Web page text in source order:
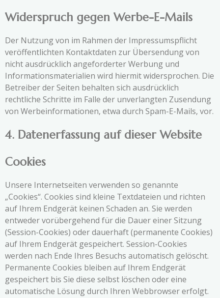
Widerspruch gegen Werbe-E-Mails
Der Nutzung von im Rahmen der Impressumspflicht
veröffentlichten Kontaktdaten zur Übersendung von
nicht ausdrücklich angeforderter Werbung und
Informationsmaterialien wird hiermit widersprochen. Die
Betreiber der Seiten behalten sich ausdrücklich
rechtliche Schritte im Falle der unverlangten Zusendung
von Werbeinformationen, etwa durch Spam-E-Mails, vor.
4. Datenerfassung auf dieser Website
Cookies
Unsere Internetseiten verwenden so genannte
„Cookies“. Cookies sind kleine Textdateien und richten
auf Ihrem Endgerät keinen Schaden an. Sie werden
entweder vorübergehend für die Dauer einer Sitzung
(Session-Cookies) oder dauerhaft (permanente Cookies)
auf Ihrem Endgerät gespeichert. Session-Cookies
werden nach Ende Ihres Besuchs automatisch gelöscht.
Permanente Cookies bleiben auf Ihrem Endgerät
gespeichert bis Sie diese selbst löschen oder eine
automatische Lösung durch Ihren Webbrowser erfolgt.